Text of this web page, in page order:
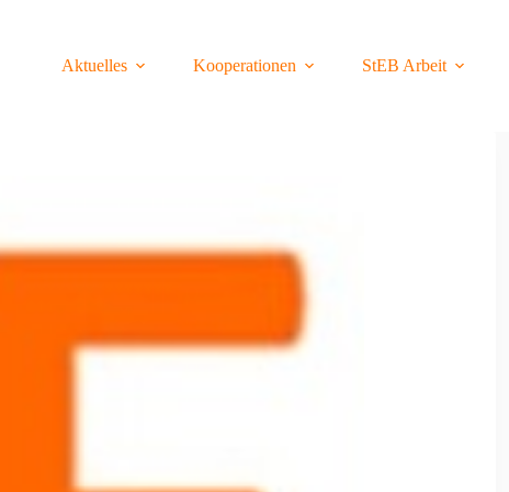
Aktuelles
Kooperationen StEB Arbeit